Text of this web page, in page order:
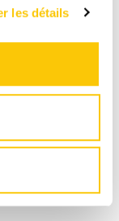
les détails
CH